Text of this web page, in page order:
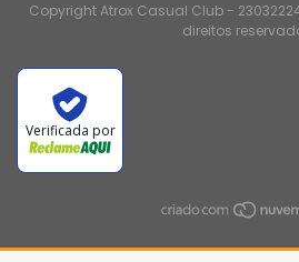
Copyright Atrox Casual Club -
direitos
Verificada por